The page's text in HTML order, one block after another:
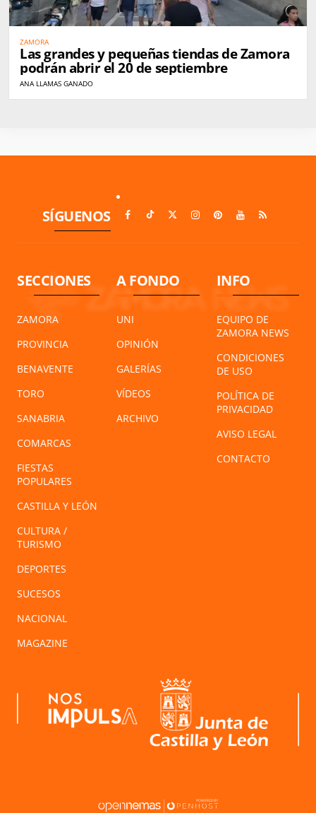
ZAMORA
Las grandes y pequeñas tiendas de Zamora
podrán abrir el 20 de septiembre
ANA LLAMAS GANADO
SÍGUENOS
SECCIONES
ZAMORA
PROVINCIA
BENAVENTE
TORO
SANABRIA
COMARCAS
FIESTAS
POPULARES
CASTILLA Y LEÓN
CULTURA /
TURISMO
DEPORTES
SUCESOS
NACIONAL
MAGAZINE
A FONDO
UNI
OPINIÓN
GALERÍAS
VÍDEOS
ARCHIVO
INFO
EQUIPO DE
ZAMORA NEWS
CONDICIONES
DE USO
POLÍTICA DE
PRIVACIDAD
AVISO LEGAL
CONTACTO